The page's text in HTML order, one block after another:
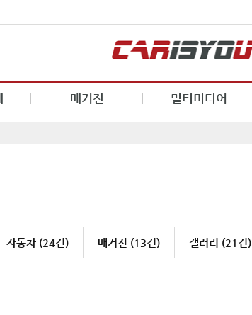
매거진 멀티미디어
자동차 (24건) 매거진 (13건) 갤러리 (21건)